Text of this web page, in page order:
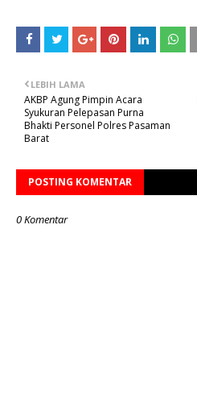
LEBIH LAMA
AKBP Agung Pimpin Acara
Syukuran Pelepasan Purna
Bhakti Personel Polres Pasaman
Barat
POSTING KOMENTAR
0 Komentar